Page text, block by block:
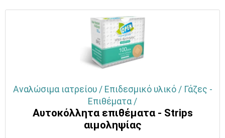
Αναλώσιμα ιατρείου / Επιδεσμικό υλικό / Γάζες -
Επιθέματα /
Αυτοκόλλητα επιθέματα - Strips
αιμοληψίας